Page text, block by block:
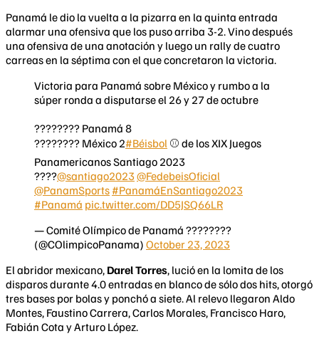
Panamá le dio la vuelta a la pizarra en la quinta entrada
alarmar una ofensiva que los puso arriba 3-2. Vino después
una ofensiva de una anotación y luego un rally de cuatro
carreas en la séptima con el que concretaron la victoria.
Victoria para Panamá sobre México y rumbo a la
súper ronda a disputarse el 26 y 27 de octubre
???????? Panamá 8
???????? México 2#Béisbol ⚾️ de los XIX Juegos
Panamericanos Santiago 2023
????@santiago2023 @FedebeisOficial
@PanamSports #PanamáEnSantiago2023
#Panamá pic.twitter.com/DD5JSQ66LR
— Comité Olímpico de Panamá ????????
(@COlimpicoPanama) October 23, 2023
El abridor mexicano, Darel Torres, lució en la lomita de los
disparos durante 4.0 entradas en blanco de sólo dos hits, otorgó
tres bases por bolas y ponchó a siete. Al relevo llegaron Aldo
Montes, Faustino Carrera, Carlos Morales, Francisco Haro,
Fabián Cota y Arturo López.